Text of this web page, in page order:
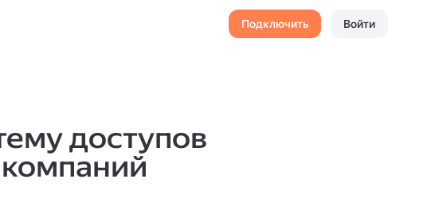
Подключить Войти
доступов
компаний